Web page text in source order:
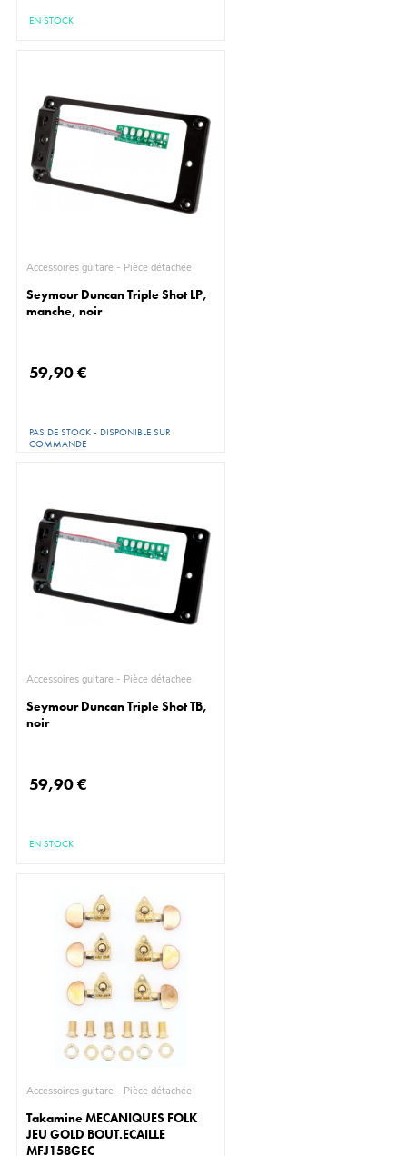
EN STOCK
Accessoires guitare - Pièce détachée
Seymour Duncan Triple Shot LP,
manche, noir
59,90 €
PAS DE STOCK - DISPONIBLE SUR
COMMANDE
Accessoires guitare - Pièce détachée
Seymour Duncan Triple Shot TB,
noir
59,90 €
EN STOCK
Accessoires guitare - Pièce détachée
Takamine MECANIQUES FOLK
JEU GOLD BOUT.ECAILLE
MFJ158GEC